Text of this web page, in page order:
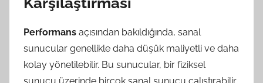
Performans açısından bakıldığında, sanal
sunucular genellikle daha düşük maliyetli ve daha
kolay yönetilebilir. Bu sunucular, bir fiziksel